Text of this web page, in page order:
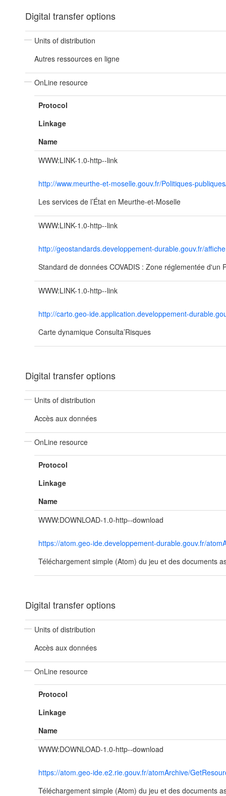
Digital transfer options
Units of distribution
Autres ressources en ligne
OnLine resource
Protocol
Linkage
Name
WWW:LINK-1.0-http--link
http://www.meurthe-et-moselle.gouv.fr/Politiques-
Les services de l’État en Meurthe-et-Moselle
WWW:LINK-1.0-http--link
http://geostandards.developpement-durable.gouv.fr/
Standard de données COVADIS : Zone réglementée d'un
WWW:LINK-1.0-http--link
http://carto.geo-ide.application.developpement-
Carte dynamique Consulta’Risques
Digital transfer options
Units of distribution
Accès aux données
OnLine resource
Protocol
Linkage
Name
WWW:DOWNLOAD-1.0-http--download
https://atom.geo-ide.developpement-durable.gouv.fr/
Téléchargement simple (Atom) du jeu et des documents
Digital transfer options
Units of distribution
Accès aux données
OnLine resource
Protocol
Linkage
Name
WWW:DOWNLOAD-1.0-http--download
https://atom.geo-ide.e2.rie.gouv.fr/atomArchive/
Téléchargement simple (Atom) du jeu et des documents